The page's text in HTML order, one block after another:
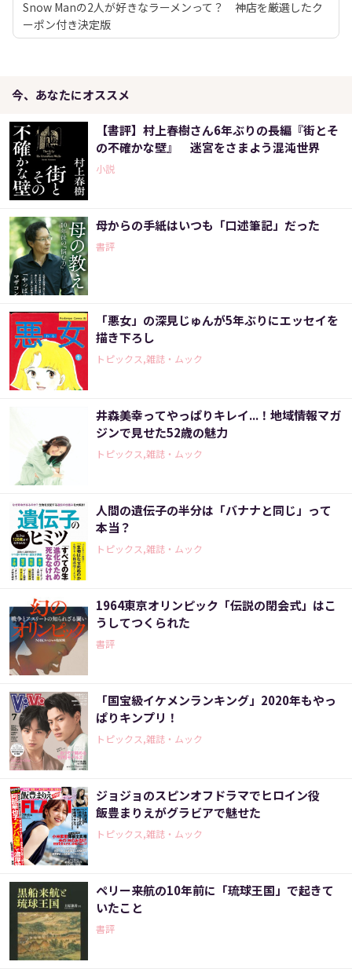
Snow Manの2人が好きなラーメンって？ 神店を厳選したク
ーポン付き決定版
今、あなたにオススメ
【書評】村上春樹さん6年ぶりの長編『街とそ
の不確かな壁』 迷宮をさまよう混沌世界
小説
母からの手紙はいつも「口述筆記」だった
書評
「悪女」の深見じゅんが5年ぶりにエッセイを
描き下ろし
トピックス,雑誌・ムック
井森美幸ってやっぱりキレイ...！地域情報マガ
ジンで見せた52歳の魅力
トピックス,雑誌・ムック
人間の遺伝子の半分は「バナナと同じ」って
本当？
トピックス,雑誌・ムック
1964東京オリンピック「伝説の閉会式」はこ
うしてつくられた
書評
「国宝級イケメンランキング」2020年もやっ
ぱりキンプリ！
トピックス,雑誌・ムック
ジョジョのスピンオフドラマでヒロイン役
飯豊まりえがグラビアで魅せた
トピックス,雑誌・ムック
ペリー来航の10年前に「琉球王国」で起きて
いたこと
書評